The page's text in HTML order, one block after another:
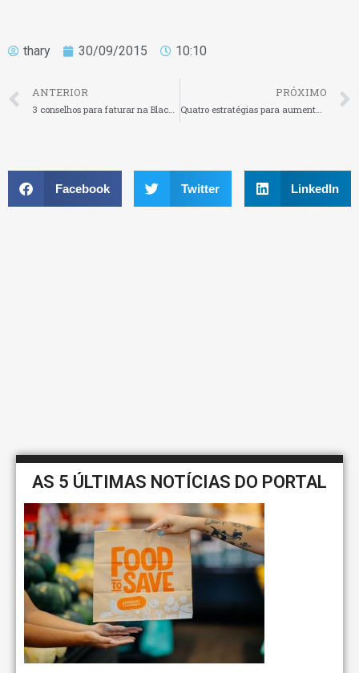
thary 30/09/2015 10:10
ANTERIOR
3 conselhos para faturar na Black Friday
PRÓXIMO
Quatro estratégias para aumentar as vendas no Natal
Facebook Twitter LinkedIn
AS 5 ÚLTIMAS NOTÍCIAS DO PORTAL